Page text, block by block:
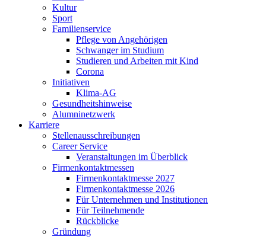
Kultur
Sport
Familienservice
Pflege von Angehörigen
Schwanger im Studium
Studieren und Arbeiten mit Kind
Corona
Initiativen
Klima-AG
Gesundheitshinweise
Alumninetzwerk
Karriere
Stellenausschreibungen
Career Service
Veranstaltungen im Überblick
Firmenkontaktmessen
Firmenkontaktmesse 2027
Firmenkontaktmesse 2026
Für Unternehmen und Institutionen
Für Teilnehmende
Rückblicke
Gründung